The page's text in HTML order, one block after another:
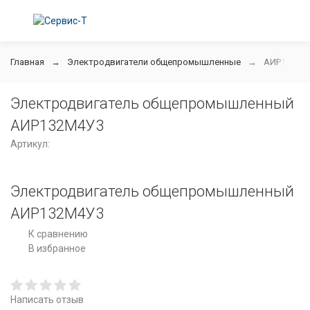
Главная Электродвигатели общепромышленные
Электродвигатель общепромышленный
АИР132M4У3
Артикул:
Электродвигатель общепромышленный
АИР132M4У3
К сравнению
В избранное
Написать отзыв